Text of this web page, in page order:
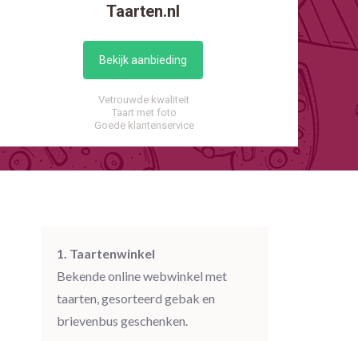
Taarten.nl
Bekijk aanbieding
Vetrouwde kwaliteit
Taart met foto
Goede klantenservice
1. Taartenwinkel
Bekende online webwinkel met
taarten, gesorteerd gebak en
brievenbus geschenken.